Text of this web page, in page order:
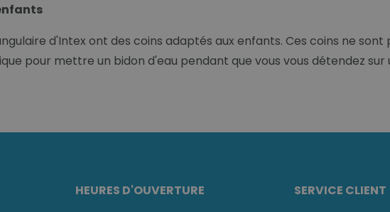
d'Intex ont des coins adaptés aux enfants. Ces coins ne
pour mettre un bidon d'eau pendant que vous vous détendez
HEURES D'OUVERTURE SERVICE CLIENT